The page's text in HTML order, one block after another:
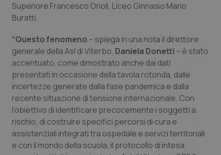
Provincia Autonoma di Trento
Puglia
Sardegna
Sicilia
Toscana
Umbria
Ipertensione & Scompenso
Malattie rare
Malattia di Crohn & Rettocolite Ulcerosa
Neuroscienze & patologie neurodegenerative
Obesità
Oftalmologia
Superiore Francesco Orioli, Liceo Ginnasio Mario
Buratti.
“Questo fenomeno – spiega in una nota il direttore
generale della Asl di Viterbo, Daniela Donetti – è stato
accentuato, come dimostrato anche dai dati
presentati in occasione della tavola rotonda, dalle
incertezze generate dalla fase pandemica e dalla
recente situazione di tensione internazionale. Con
l’obiettivo di identificare precocemente i soggetti a
rischio, di costruire specifici percorsi di cura e
assistenziali integrati tra ospedale e servizi territoriali
e con il mondo della scuola, il protocollo di intesa